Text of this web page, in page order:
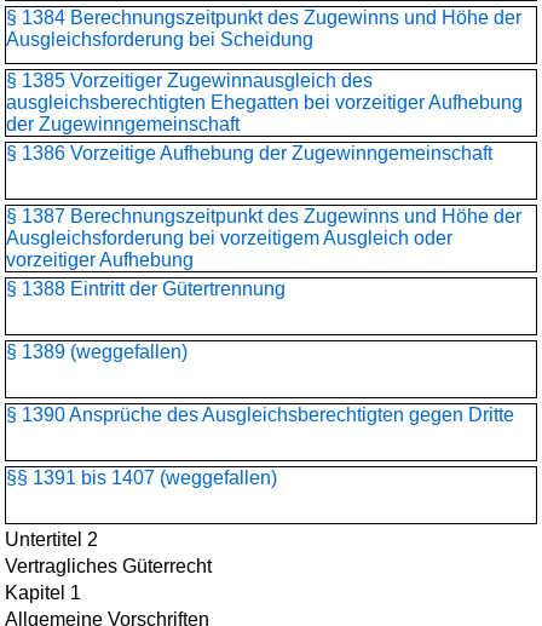
§ 1384 Berechnungszeitpunkt des Zugewinns und Höhe der
Ausgleichsforderung bei Scheidung
§ 1385 Vorzeitiger Zugewinnausgleich des
ausgleichsberechtigten Ehegatten bei vorzeitiger Aufhebung
der Zugewinngemeinschaft
§ 1386 Vorzeitige Aufhebung der Zugewinngemeinschaft
§ 1387 Berechnungszeitpunkt des Zugewinns und Höhe der
Ausgleichsforderung bei vorzeitigem Ausgleich oder
vorzeitiger Aufhebung
§ 1388 Eintritt der Gütertrennung
§ 1389 (weggefallen)
§ 1390 Ansprüche des Ausgleichsberechtigten gegen Dritte
§§ 1391 bis 1407 (weggefallen)
Untertitel 2
Vertragliches Güterrecht
Kapitel 1
Allgemeine Vorschriften